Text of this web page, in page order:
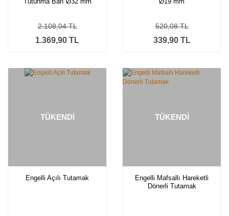
1.369,90 TL
2.108,04 TL
339,90 TL
520,08 TL
TÜKENDİ
Engelli Açılı Tutamak
TÜKENDİ
Engelli Mafsallı Hareketli
Dönerli Tutamak